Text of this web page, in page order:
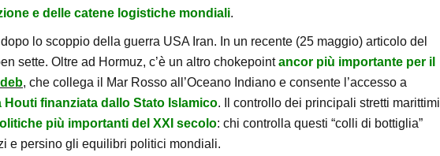
e delle catene logistiche mondiali.
lo scoppio della guerra USA Iran. In un recente (25 maggio) articolo del
sette. Oltre ad Hormuz, c’è un altro chokepointancor più importante per il
, che collega il Mar Rosso all’Oceano Indiano e consente l’accesso a
finanziata dallo Stato Islamico. Il controllo dei principali stretti marittimi
più importanti del XXI secolo: chi controlla questi “colli di bottiglia”
e persino gli equilibri politici mondiali.